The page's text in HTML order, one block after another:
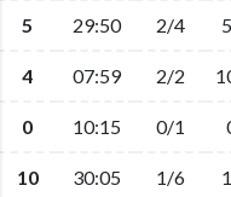
5 29:50 2/4
4 07:59 2/2
0 10:15 0/1
10 30:05 1/6
5 29:50 2/4
4 07:59 2/2
0 10:15 0/1
10 30:05 1/6